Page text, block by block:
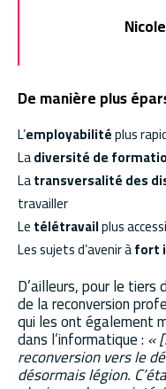
De manière plus
L’employabilitéplus
Ladiversité de
Latransversalité des
travailler
Letélétravailplus
Les sujets d’avenir àfort
D’ailleurs, pour le tiers
de la reconversion
qui les ont également
dans l’informatique :«
reconversion vers le
désormais légion.